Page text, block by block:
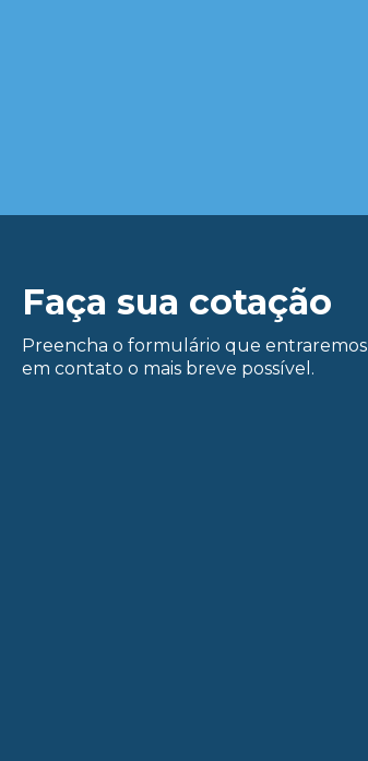
Faça sua cotação
Preencha o formulário que entraremos
em contato o mais breve possível.